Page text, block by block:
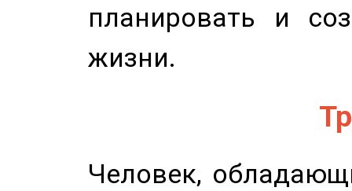
планировать и
жизни.
Человек,